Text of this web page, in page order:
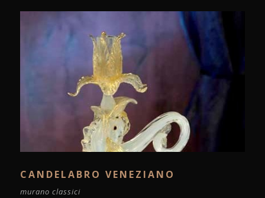
CANDELABRO VENEZIANO
murano classici